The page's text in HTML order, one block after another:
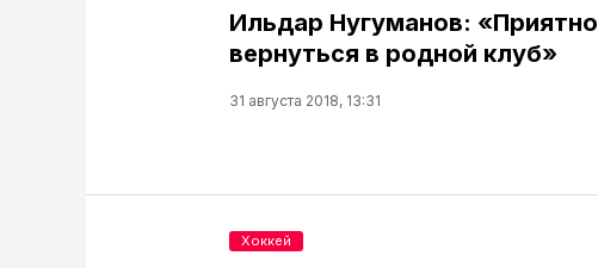
Ильдар Нугуманов: «Приятно
вернуться в родной клуб»
31 августа 2018, 13:31
Хоккей